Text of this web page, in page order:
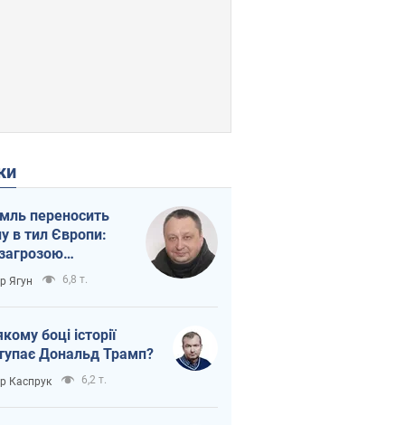
переносить
в тил Європи:
логістика
Ягун 6,8 т.
боці історії
Дональд Трамп?
Каспрук 6,2 т.